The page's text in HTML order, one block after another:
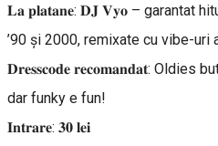
𝐋𝐚 𝐩𝐥𝐚𝐭𝐚𝐧𝐞: 𝐃𝐉 𝐕𝐲𝐨 – garantat
’90 și 2000, remixate cu vibe-uri
𝐃𝐫𝐞𝐬𝐬𝐜𝐨𝐝𝐞 𝐫𝐞𝐜𝐨𝐦𝐚𝐧𝐝𝐚𝐭: Oldies
dar funky e fun!
𝐈𝐧𝐭𝐫𝐚𝐫𝐞: 𝟑𝟎 𝐥𝐞𝐢